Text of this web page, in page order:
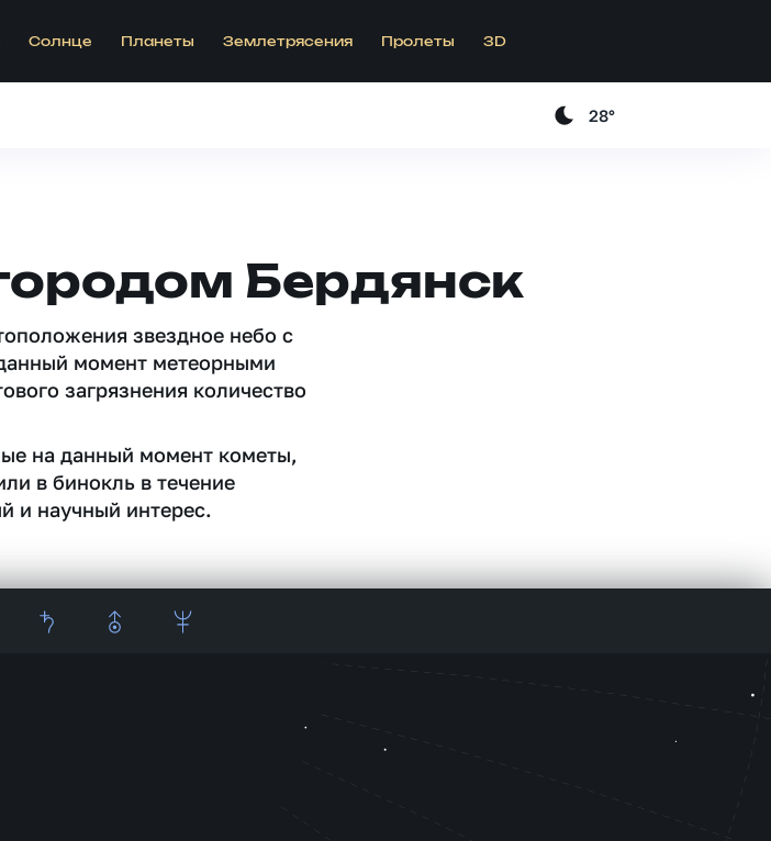
Солнце Планеты Землетрясения Пролеты 3D
28°
Бердянск
звездное небо c
момент метеорными
загрязнения количество
на данный момент кометы,
в бинокль в течение
и научный интерес.